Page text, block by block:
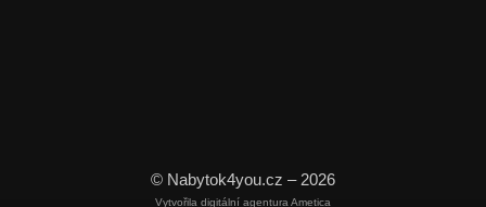
© Nabytok4you.cz – 2026
Vytvořila digitální agentura Ametica